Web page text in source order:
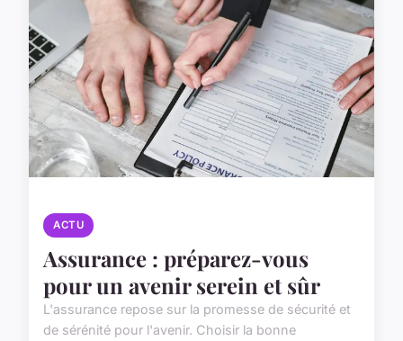
ACTU
Assurance : préparez-vous
pour un avenir serein et sûr
L'assurance repose sur la promesse de sécurité et
de sérénité pour l'avenir. Choisir la bonne